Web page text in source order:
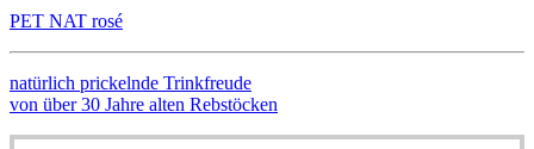
PET NAT rosé
natürlich prickelnde Trinkfreude
von über 30 Jahre alten Rebstöcken